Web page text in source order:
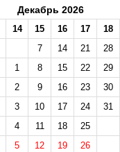
Декабрь 2026
14 15 16 17
18
7 14 21
28
1 8 15 22
29
2 9 16 23
30
3 10 17 24
31
4 11 18
25
5 12 19
26